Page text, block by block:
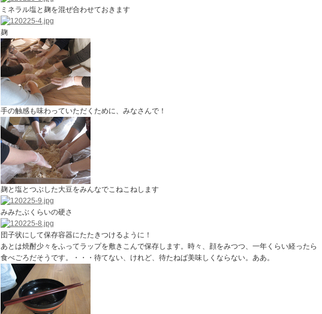
ミネラル塩と麹を混ぜ合わせておきます
麹
手の触感も味わっていただくために、みなさんで！
麹と塩とつぶした大豆をみんなでこねこねします
みみたぶくらいの硬さ
団子状にして保存容器にたたきつけるように！
あとは焼酎少々をふってラップを敷きこんで保存します。時々、顔をみつつ、一年くらい経ったら
食べごろだそうです。・・・待てない、けれど、待たねば美味しくならない。ああ。